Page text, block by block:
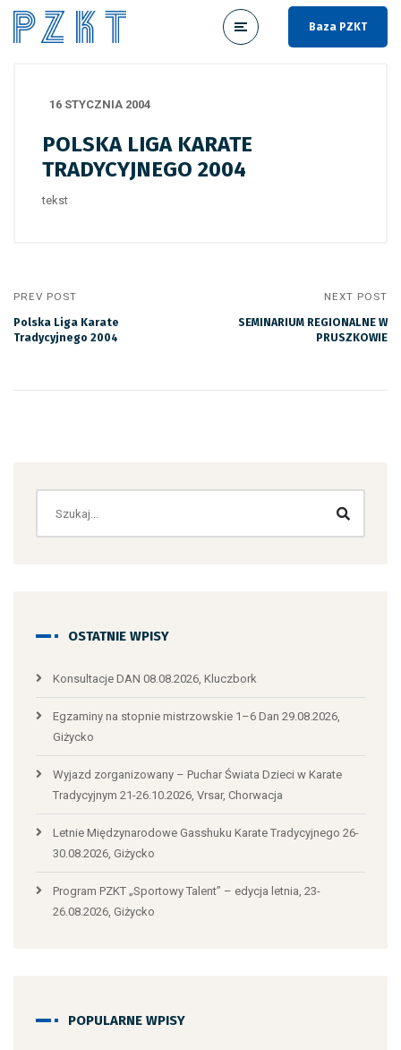
Baza PZKT
16 STYCZNIA 2004
POLSKA LIGA KARATE
TRADYCYJNEGO 2004
tekst
PREV POST
Polska Liga Karate
Tradycyjnego 2004
NEXT POST
SEMINARIUM REGIONALNE W
PRUSZKOWIE
OSTATNIE WPISY
Konsultacje DAN 08.08.2026, Kluczbork
Egzaminy na stopnie mistrzowskie 1–6 Dan 29.08.2026,
Giżycko
Wyjazd zorganizowany – Puchar Świata Dzieci w Karate
Tradycyjnym 21-26.10.2026, Vrsar, Chorwacja
Letnie Międzynarodowe Gasshuku Karate Tradycyjnego 26-
30.08.2026, Giżycko
Program PZKT „Sportowy Talent” – edycja letnia, 23-
26.08.2026, Giżycko
POPULARNE WPISY